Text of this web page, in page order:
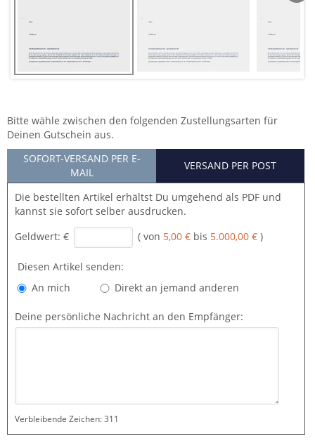
Bitte wähle zwischen den folgenden Zustellungsarten für
Deinen Gutschein aus.
SOFORT-VERSAND PER E-
MAIL
VERSAND PER POST
Die bestellten Artikel erhältst Du umgehend als PDF und
kannst sie sofort selber ausdrucken.
Geldwert: € ( von 5,00 € bis 5.000,00 € )
Diesen Artikel senden:
An mich
Direkt an jemand anderen
Deine persönliche Nachricht an den Empfänger:
Verbleibende Zeichen:311